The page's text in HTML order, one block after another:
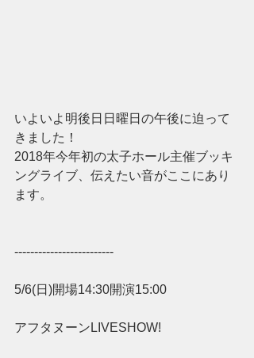
いよいよ明後日日曜日の午後に迫って
きました！
2018年今年初の太子ホール主催ブッキ
ングライブ、伝えたい音がここにあり
ます。
-------------------------
5/6(日)開場14:30開演15:00
アフタヌーンLIVESHOW!